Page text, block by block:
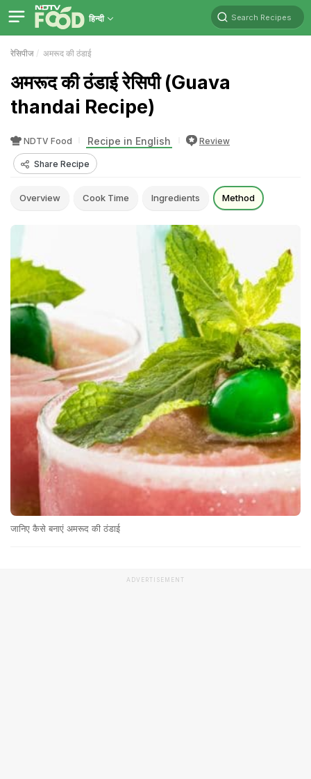
हिन्दी Search Recipes
रेसिपीज अमरूद की ठंडाई
अमरूद की ठंडाई रेसिपी (Guava
thandai Recipe)
NDTV Food Recipe in English Review
Share Recipe
Overview Cook Time Ingredients Method
जानिए कैसे बनाएं अमरूद की ठंडाई
ADVERTISEMENT